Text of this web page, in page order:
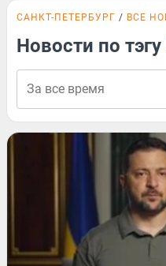
САНКТ-ПЕТЕРБУРГ ВСЕ
Новости по